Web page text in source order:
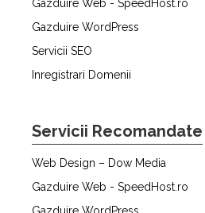
Gazduire Web - SpeedHost.ro
Gazduire WordPress
Servicii SEO
Inregistrari Domenii
Servicii Recomandate
Web Design – Dow Media
Gazduire Web - SpeedHost.ro
Gazduire WordPress